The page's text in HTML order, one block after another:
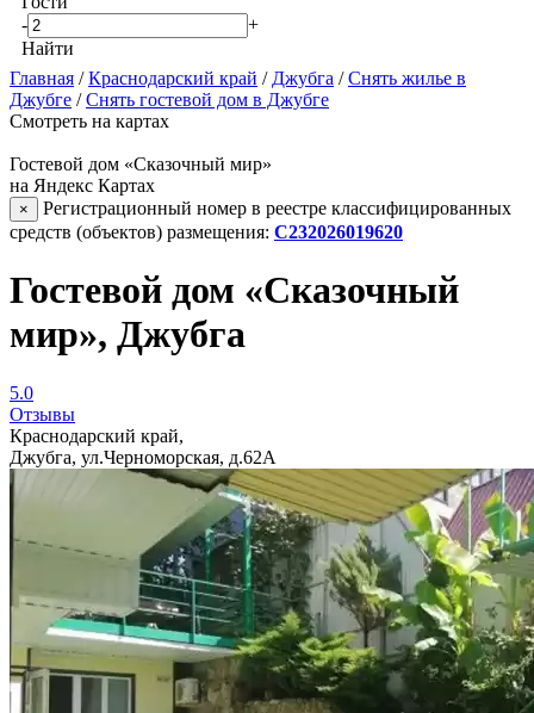
-
+
Найти
Главная /Краснодарский край / Джубга /Снять жилье в
Джубге /Снять гостевой дом в Джубге
Смотреть на картах
Гостевой дом «Сказочный мир»
на Яндекс Картах
×
Регистрационный номер в реестре классифицированных
средств (объектов) размещения: С232026019620
Гостевой дом «Сказочный
мир», Джубга
5.0
Отзывы
Краснодарский край,
Джубга, ул.Черноморская, д.62А